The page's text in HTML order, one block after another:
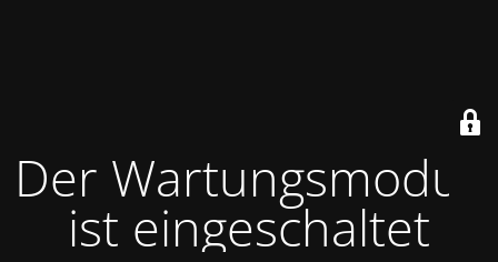
Der Wartungsmodus
ist eingeschaltet